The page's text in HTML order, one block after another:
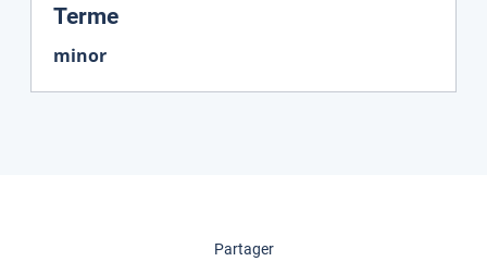
Terme:
minor
Partagercette page